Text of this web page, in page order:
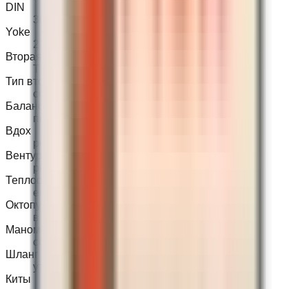
DIN
300 bar
Yoke
232 bar
Вторая ступень
T3
Тип второй
сбалансированная
Балансировка
пневматическая
Вдох
регулируемый
Вентури
регулируемый
Теплообменник
есть
Октопус
в комплекте
Манометр
compact SPG
Шланг SPG
уточнить
Киты